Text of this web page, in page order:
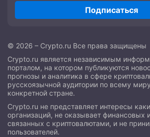
Подписаться
© 2026 – Crypto.ru Все права защищены
Crypto.ru является независимым
порталом, на котором публикуются
прогнозы и аналитика в сфере
русскоязычной аудитории по всему
конкретной стране.
Crypto.ru не представляет интересы
организаций, не оказывает финансовых
связанных с криптовалютами, и не
пользователей.